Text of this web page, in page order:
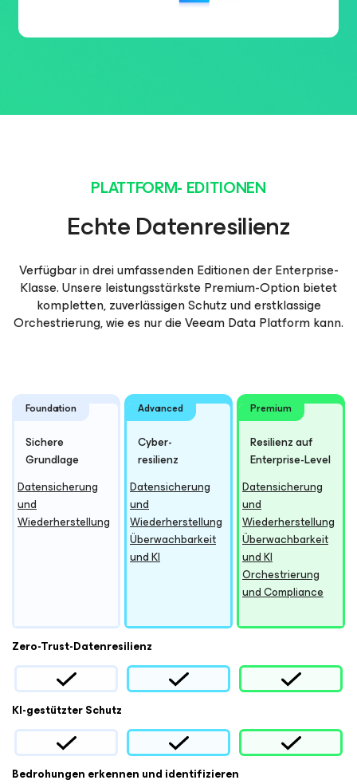
PLATTFORM- EDITIONEN
Echte Datenresilienz
Verfügbar in drei umfassenden Editionen der Enterprise-
Klasse. Unsere leistungsstärkste Premium-Option bietet
kompletten, zuverlässigen Schutz und erstklassige
Orchestrierung, wie es nur die Veeam Data Platform kann.
Foundation
Sichere
Grundlage
Advanced
Cyber-
resilienz
Premium
Resilienz auf
Enterprise-Level
Datensicherung
und
Wiederherstellung
Datensicherung
und
Wiederherstellung
Überwachbarkeit
und KI
Datensicherung
und
Wiederherstellung
Überwachbarkeit
und KI
Orchestrierung
und Compliance
Zero-Trust-Datenresilienz
KI-gestützter Schutz
Bedrohungen erkennen und identifizieren